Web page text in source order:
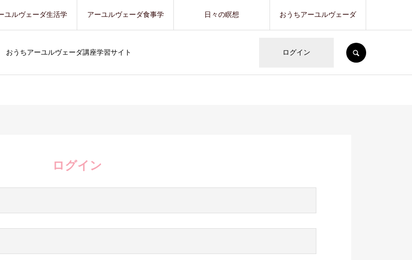
おうちアーユルヴェーダ講座学習サイト ログイン
ユルヴェーダ生活学 アーユルヴェーダ食事学 日々の瞑想 おうちアーユルヴェーダ
ログイン